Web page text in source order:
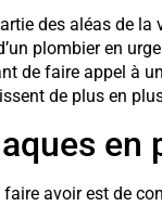
des aléas de
plombier en
de faire appel à
de plus en
en
avoir est de